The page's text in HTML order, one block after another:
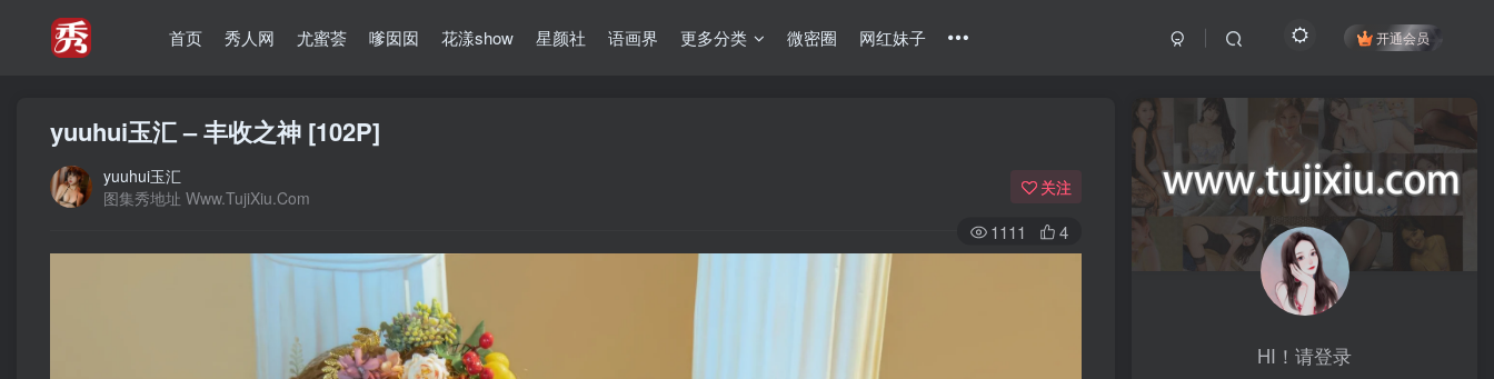
首页 秀人网 尤蜜荟 嗲囡囡 花漾show 星颜社 语画界 更多分类 微密圈 网红妹子 开通会员
yuuhui玉汇 – 丰收之神 [102P]
yuuhui玉汇
图集秀地址 Www.TujiXiu.Com
关注
1111 4
HI！请登录